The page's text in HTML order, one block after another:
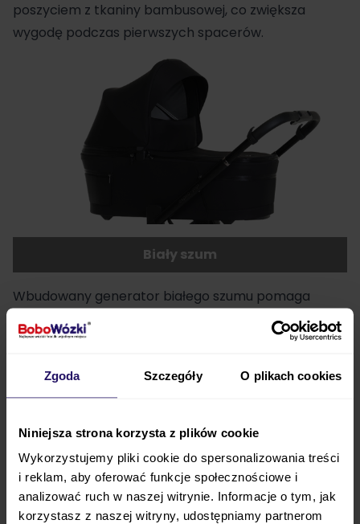
Zgoda Szczegóły O plikach cookies
Niniejsza strona korzysta z plików cookie
Wykorzystujemy pliki cookie do spersonalizowania treści
i reklam, aby oferować funkcje społecznościowe i
analizować ruch w naszej witrynie. Informacje o tym, jak
korzystasz z naszej witryny, udostępniamy partnerom
poszyciem z tkaniny bambusowej, co zwiększa
wygodę podczas pierwszych spacerów.
Biały szum
Wbudowany generator białego szumu pomaga
wyciszyć dziecko podczas spaceru. Delikatny dźwięk
może ułatwiać zasypianie i tworzyć spokojniejsze
drgań i wstrząsów podczas jazdy po nierównej
nawierzchni. Dzięki temu dziecko może spokojniej
odpoczywać nawet wtedy, gdy spacer prowadzi po